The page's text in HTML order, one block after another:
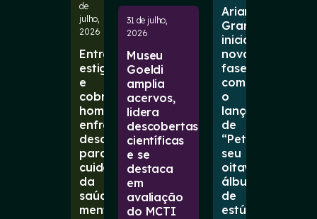
de
julho,
2026
Entre
estigmas
e
cobranças,
homens
enfrentam
desafios
para
cuidar
da
saúde
mental
31 de julho,
2026
Museu
Goeldi
amplia
acervos,
lidera
descobertas
científicas
e se
destaca
em
avaliação
do MCTI
Ariana
Grande
inicia
nova
fase
com
o
lançamento
de
“Petal”,
seu
oitavo
álbum
de
estúdio